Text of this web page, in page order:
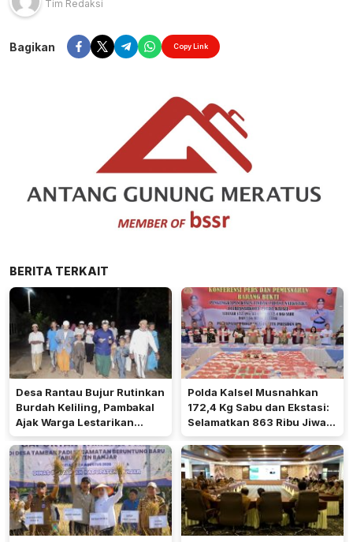
Tim Redaksi
Bagikan Copy Link
BERITA TERKAIT
Desa Rantau Bujur Rutinkan
Burdah Keliling, Pambakal
Ajak Warga Lestarikan
Tradisi Keagamaan
Polda Kalsel Musnahkan
172,4 Kg Sabu dan Ekstasi:
Selamatkan 863 Ribu Jiwa
dan Hemat Biaya Rehab Rp.
4,3 Triliun